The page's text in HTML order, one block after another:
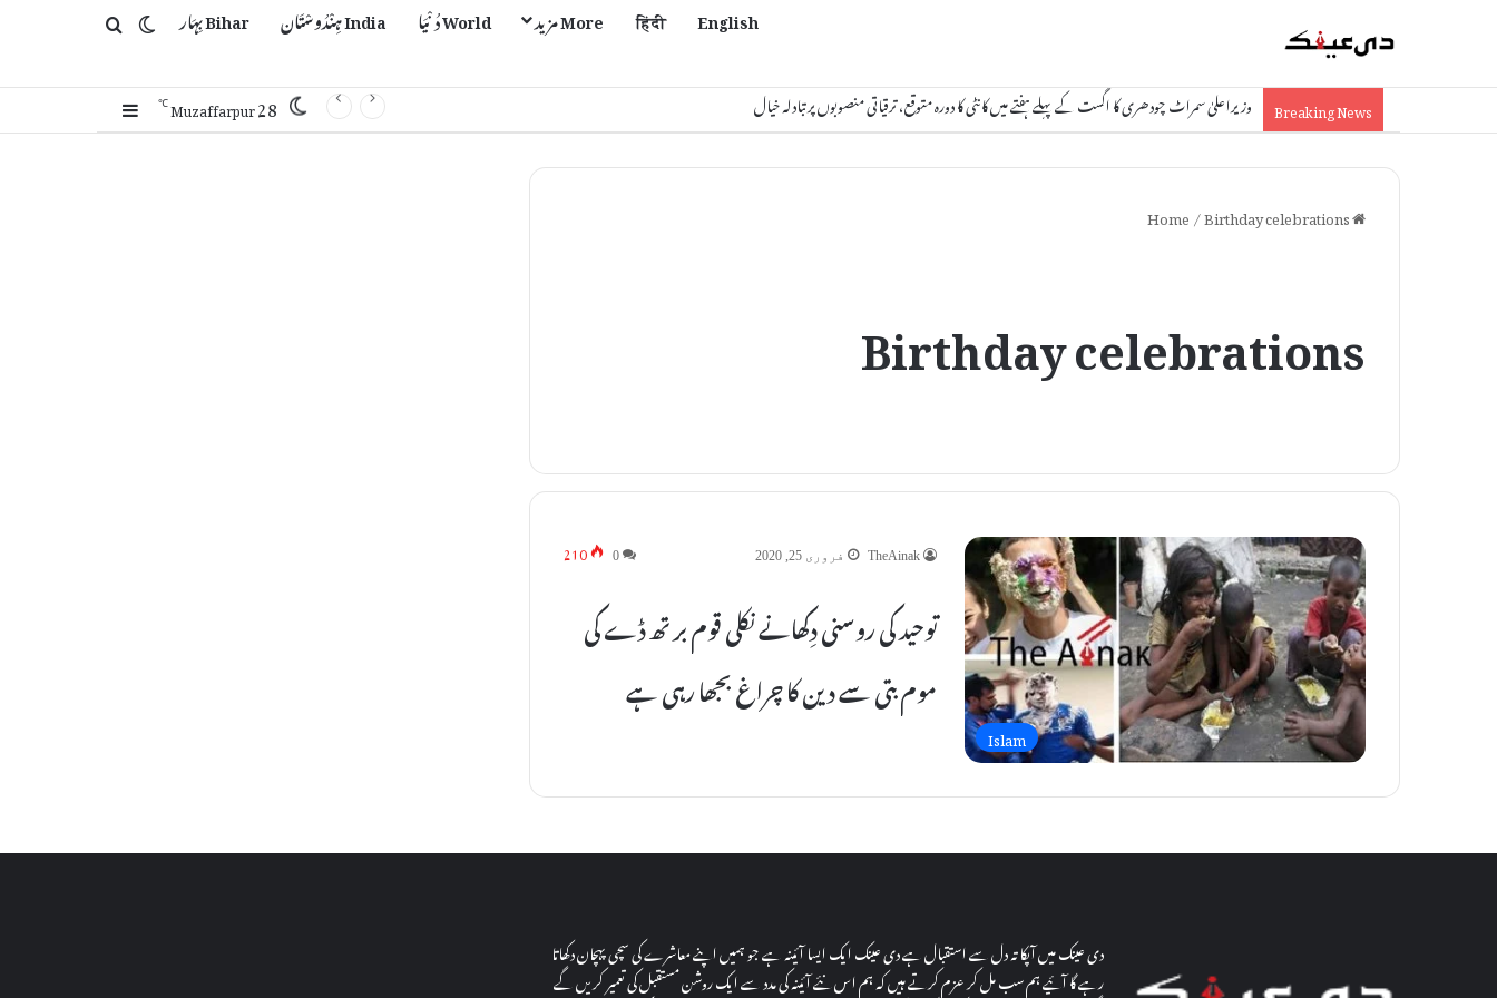
English
हिंदी More مزید World دُنْیَا India ہِنْدُوسْتَان Bihar بِہَار Switch skin
Breaking News وزیراعلیٰ سمراٹ چودھری کا اگست کے پہلے ہفتے میں کانٹی کا دورہ متوقع، ترقیاتی منصوبوں پر تبادلہ خیال Muzaffarpur28
℃
/Birthday celebrations
Birthday celebrations
Islam
TheAinak فروری 25, 2020 0
210
توحید کی روسنی دِکھانے نکلی قوم برتھ ڈے کی
موم بتی سے دین کا چراغ بجھا رہی ہے
دی عینک میں آپکا تہ دل سے استقبال ہے دی عینک ایک ایسا آئینہ ہے جو ہمیں اپنے معاشرے کی سچی پہچان دکھاتا
رہے گا آئیے ہم سب مل کر عزم کرتے ہیں کہ ہم اس نئے آئینہ کی مدد سے ایک روشن مستقبل کی تعمیر کریں گے